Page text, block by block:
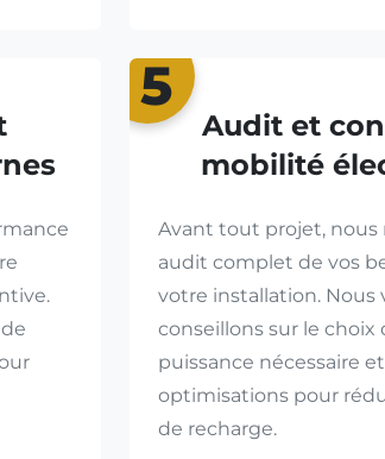
5
Audit et
mobilité
Avant tout projet, nous
audit complet de vos
votre installation. Nous
conseillons sur le choix
puissance nécessaire
optimisations pour
de recharge.